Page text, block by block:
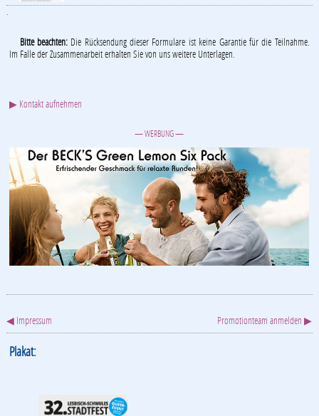
.
Bitte beachten: Die Rücksendung dieser Formulare ist keine Garantie für die Teilnahme.
Im Falle der Zusammenarbeit erhalten Sie von uns weitere Unterlagen.
▶ Kontakt aufnehmen
— WERBUNG —
◀ Impressum Promotionteam anmelden ▶
Plakat: